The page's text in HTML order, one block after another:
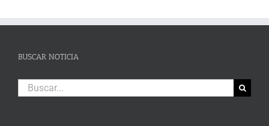
BUSCAR NOTICIA
Buscar: